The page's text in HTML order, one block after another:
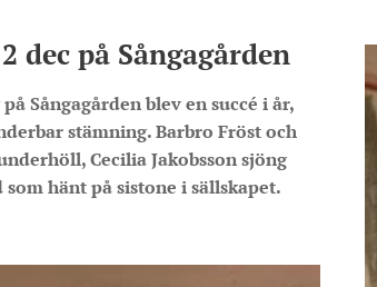
dec på Sångagården
Sångagården blev en succé i år,
stämning. Barbro Fröst och
Cecilia Jakobsson sjöng
hänt på sistone i sällskapet.